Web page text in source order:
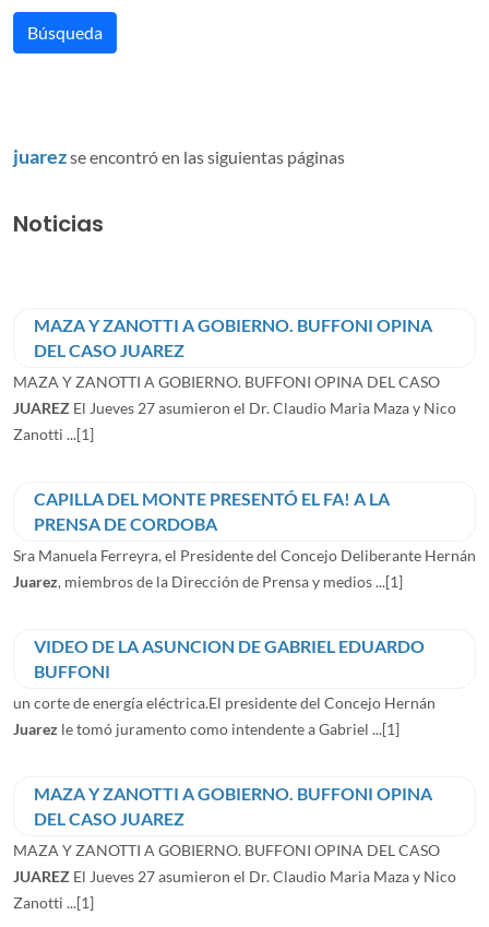
juarezse encontró en las siguientas páginas
Noticias
MAZA Y ZANOTTI A GOBIERNO. BUFFONI OPINA
DEL CASO JUAREZ
MAZA Y ZANOTTI A GOBIERNO. BUFFONI OPINA DEL CASO
JUAREZ El Jueves 27 asumieron el Dr. Claudio Maria Maza y Nico
Zanotti ...[1]
CAPILLA DEL MONTE PRESENTÓ EL FA! A LA
PRENSA DE CORDOBA
Sra Manuela Ferreyra, el Presidente del Concejo Deliberante Hernán
Juarez, miembros de la Dirección de Prensa y medios ...[1]
VIDEO DE LA ASUNCION DE GABRIEL EDUARDO
BUFFONI
un corte de energía eléctrica.El presidente del Concejo Hernán
Juarez le tomó juramento como intendente a Gabriel ...[1]
MAZA Y ZANOTTI A GOBIERNO. BUFFONI OPINA
DEL CASO JUAREZ
MAZA Y ZANOTTI A GOBIERNO. BUFFONI OPINA DEL CASO
JUAREZ El Jueves 27 asumieron el Dr. Claudio Maria Maza y Nico
Zanotti ...[1]